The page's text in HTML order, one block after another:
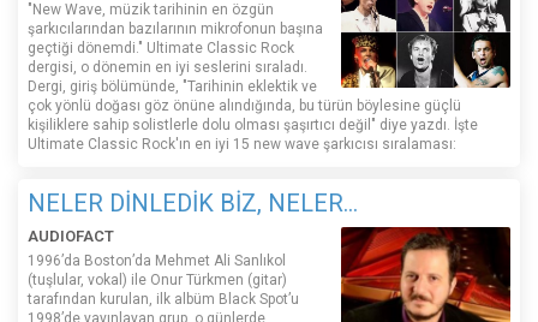
"New Wave, müzik tarihinin en özgün
şarkıcılarından bazılarının mikrofonun başına
geçtiği dönemdi." Ultimate Classic Rock
dergisi, o dönemin en iyi seslerini sıraladı.
Dergi, giriş bölümünde, "Tarihinin eklektik ve
çok yönlü doğası göz önüne alındığında, bu türün böylesine güçlü
kişiliklere sahip solistlerle dolu olması şaşırtıcı değil" diye yazdı. İşte
Ultimate Classic Rock'ın en iyi 15 new wave şarkıcısı sıralaması:
NELER DİNLEDİK BİZ, NELER...
AUDIOFACT
1996’da Boston’da Mehmet Ali Sanlıkol
(tuşlular, vokal) ile Onur Türkmen (gitar)
tarafından kurulan, ilk albüm Black Spot’u
1998’de yayınlayan grup, o günlerde